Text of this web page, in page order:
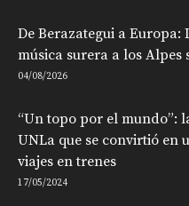
De Berazategui a
música surera a los Alpes
04/08/2026
“Un topo por el mundo”:
UNLa que se convirtió en
viajes en trenes
17/05/2024